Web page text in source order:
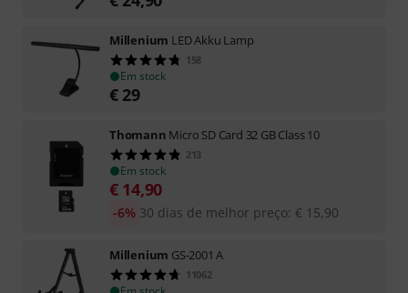
Millenium LED Akku Lamp
158
Em stock
€ 29
Thomann Micro SD Card 32 GB Class 10
213
Em stock
€ 14,90
30 dias de melhor preço: € 15,90
-6%
Millenium GS-2001 A
11062